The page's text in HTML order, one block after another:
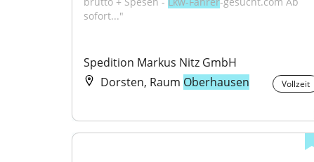
sofort..."
Spedition Markus Nitz GmbH
Dorsten, Raum Oberhausen Vollzeit